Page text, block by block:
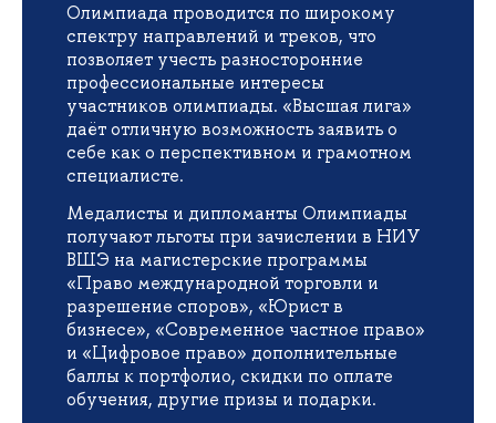
Олимпиада проводится по широкому
спектру направлений и треков, что
позволяет учесть разносторонние
профессиональные интересы
участников олимпиады. «Высшая лига»
даёт отличную возможность заявить о
себе как о перспективном и грамотном
специалисте.
Медалисты и дипломанты Олимпиады
получают льготы при зачислении в НИУ
ВШЭ на магистерские программы
«Право международной торговли и
разрешение споров», «Юрист в
бизнесе», «Современное частное право»
и «Цифровое право» дополнительные
баллы к портфолио, скидки по оплате
обучения, другие призы и подарки.